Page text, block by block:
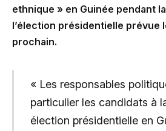
ethnique » en Guinée pendant
l’élection présidentielle prévue
prochain.
« Les responsables
particulier les candidats à
élection présidentielle en